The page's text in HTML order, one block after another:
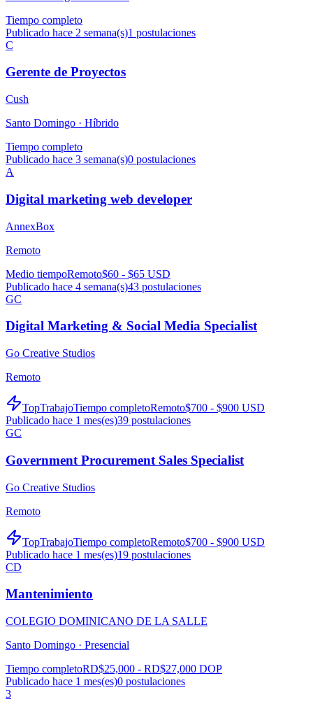
Tiempo completo
Publicado hace 2 semana(s)1 postulaciones
C
Gerente de Proyectos
Cush
Santo Domingo · Híbrido
Tiempo completo
Publicado hace 3 semana(s)0 postulaciones
A
Digital marketing web developer
AnnexBox
Remoto
Medio tiempoRemoto$60 - $65 USD
Publicado hace 4 semana(s)43 postulaciones
GC
Digital Marketing & Social Media Specialist
Go Creative Studios
Remoto
TopTrabajoTiempo completoRemoto$700 - $900 USD
Publicado hace 1 mes(es)39 postulaciones
GC
Government Procurement Sales Specialist
Go Creative Studios
Remoto
TopTrabajoTiempo completoRemoto$700 - $900 USD
Publicado hace 1 mes(es)19 postulaciones
CD
Mantenimiento
COLEGIO DOMINICANO DE LA SALLE
Santo Domingo · Presencial
Tiempo completoRD$25,000 - RD$27,000 DOP
Publicado hace 1 mes(es)0 postulaciones
3